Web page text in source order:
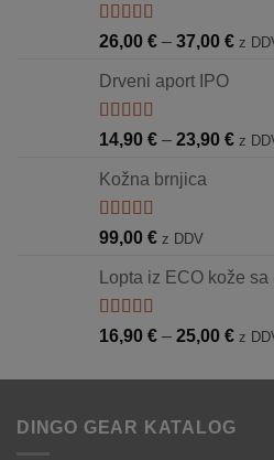
22,00
Ocjenjeno
5.00
26,00 € – 37,00 €
do
z
Drveni aport IPO
Ocjenjeno
5.00
14,90 € – 23,90 € z
Kožna brnjica
Ocjenjeno
5.00
99,00 € z DDV
Lopta iz ECO kože sa
Ocjenjeno
5.00
16,90 € – 25,00 €
od
do
z
DINGO GEAR KATALOG